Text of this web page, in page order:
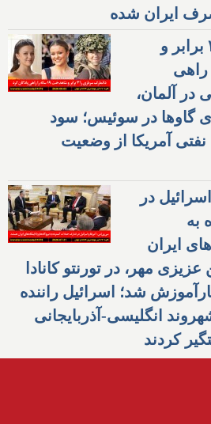
دانمارک سربازی را ۳ برابر و
را راهی
در آلمان،
گاوها در سوئیس؛ سود
آمریکا از وضعیت
در
به
ایران
مهر، در تورنتو کانادا
شد؛ اسرائیل راننده
انگلیسی-آذربایجانی
کردند